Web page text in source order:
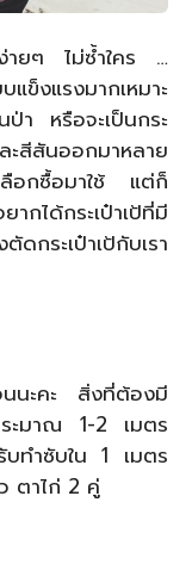
ง่ายๆ ไม่ซ้ำใคร …
งแรงมากเหมาะ
ป่า หรือจะเป็นกระ
สีสันออกมาหลาย
ลือกซื้อมาใช้ แต่ก็
ากได้กระเป๋าเป้ที่มี
ดกระเป๋าเป้กับเรา
นนะคะ สิ่งที่ต้องมี
ะมาณ 1-2 เมตร
ทำซับใน 1 เมตร
ตาไก่ 2 คู่